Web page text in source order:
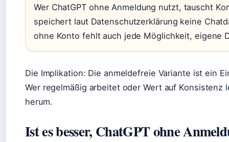
Wer ChatGPT ohne Anmeldung nutzt, tauscht
speichert laut Datenschutzerklärung keine
ohne Konto fehlt auch jede Möglichkeit, eigene
Die Implikation: Die anmeldefreie Variante ist ein
Wer regelmäßig arbeitet oder Wert auf Konsistenz
herum.
Ist es besser, ChatGPT ohne